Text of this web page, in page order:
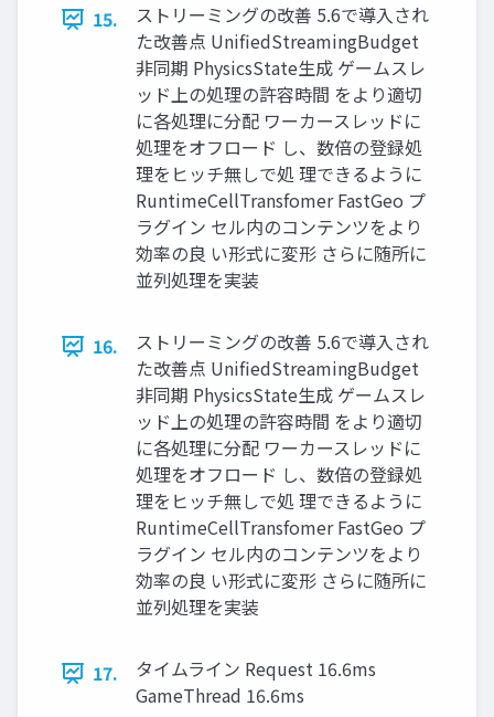
15.
ストリーミングの改善 5.6で導入され
た改善点 UnifiedStreamingBudget
非同期 PhysicsState生成 ゲームスレ
ッド上の処理の許容時間 をより適切
に各処理に分配 ワーカースレッドに
処理をオフロード し、数倍の登録処
理をヒッチ無しで処 理できるように
RuntimeCellTransfomer FastGeo プ
ラグイン セル内のコンテンツをより
効率の良 い形式に変形 さらに随所に
並列処理を実装
16.
ストリーミングの改善 5.6で導入され
た改善点 UnifiedStreamingBudget
非同期 PhysicsState生成 ゲームスレ
ッド上の処理の許容時間 をより適切
に各処理に分配 ワーカースレッドに
処理をオフロード し、数倍の登録処
理をヒッチ無しで処 理できるように
RuntimeCellTransfomer FastGeo プ
ラグイン セル内のコンテンツをより
効率の良 い形式に変形 さらに随所に
並列処理を実装
17.
タイムライン Request 16.6ms
GameThread 16.6ms